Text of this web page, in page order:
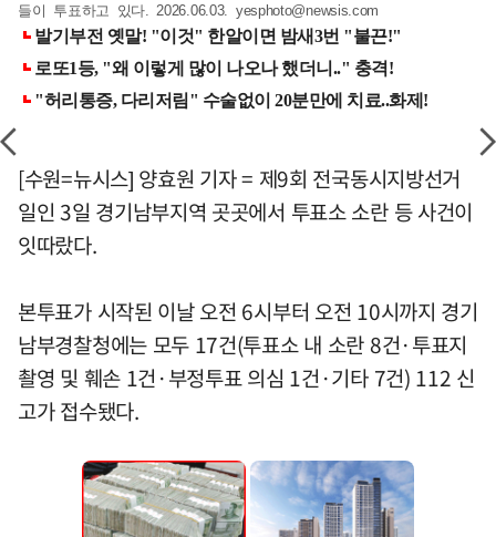
들이 투표하고 있다. 2026.06.03. yesphoto@newsis.com
[수원=뉴시스] 양효원 기자 = 제9회 전국동시지방선거
일인 3일 경기남부지역 곳곳에서 투표소 소란 등 사건이
잇따랐다.
본투표가 시작된 이날 오전 6시부터 오전 10시까지 경기
남부경찰청에는 모두 17건(투표소 내 소란 8건·투표지
촬영 및 훼손 1건·부정투표 의심 1건·기타 7건) 112 신
고가 접수됐다.